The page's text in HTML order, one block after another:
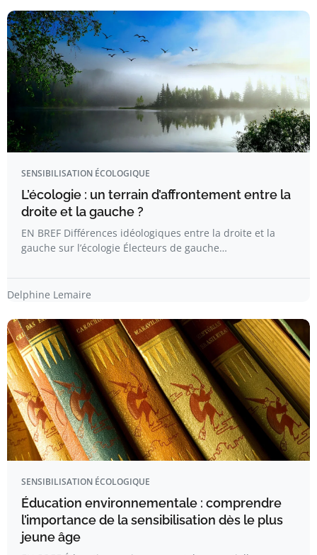
SENSIBILISATION ÉCOLOGIQUE
L’écologie : un terrain d’affrontement entre la
droite et la gauche ?
EN BREF Différences idéologiques entre la droite et la
gauche sur l’écologie Électeurs de gauche…
Delphine Lemaire
SENSIBILISATION ÉCOLOGIQUE
Éducation environnementale : comprendre
l’importance de la sensibilisation dès le plus
jeune âge